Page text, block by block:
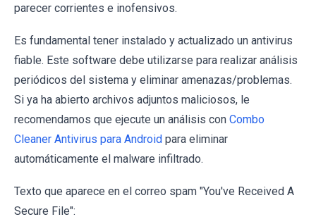
parecer corrientes e inofensivos.
Es fundamental tener instalado y actualizado un antivirus
fiable. Este software debe utilizarse para realizar análisis
periódicos del sistema y eliminar amenazas/problemas.
Si ya ha abierto archivos adjuntos maliciosos, le
recomendamos que ejecute un análisis con Combo
Cleaner Antivirus para Android para eliminar
automáticamente el malware infiltrado.
Texto que aparece en el correo spam "You've Received A
Secure File":